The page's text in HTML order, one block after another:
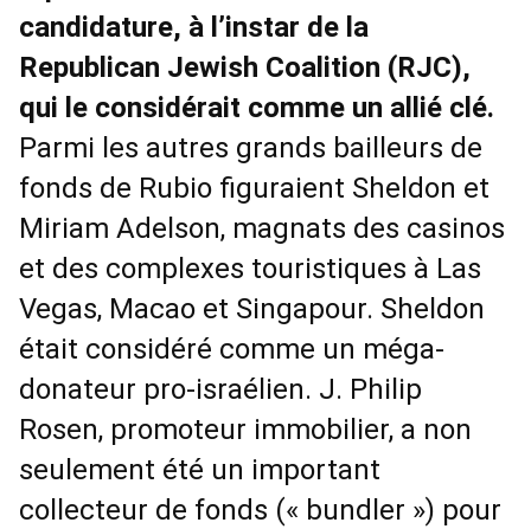
candidature, à l’instar de la
Republican Jewish Coalition (RJC),
qui le considérait comme un allié clé.
Parmi les autres grands bailleurs de
fonds de Rubio figuraient Sheldon et
Miriam Adelson, magnats des casinos
et des complexes touristiques à Las
Vegas, Macao et Singapour. Sheldon
était considéré comme un méga-
donateur pro-israélien. J. Philip
Rosen, promoteur immobilier, a non
seulement été un important
collecteur de fonds (« bundler ») pour